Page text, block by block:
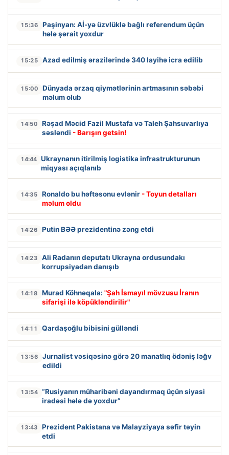
15:36
Paşinyan: Aİ-yə üzvlüklə bağlı referendum üçün
hələ şərait yoxdur
15:25 Azad edilmiş ərazilərində 340 layihə icra edilib
15:00
Dünyada ərzaq qiymətlərinin artmasının səbəbi
məlum olub
14:50
Rəşad Məcid Fazil Mustafa və Taleh Şahsuvarlıya
səsləndi - Barışın getsin!
14:44 Ukraynanın itirilmiş logistika infrastrukturunun
miqyası açıqlanıb
14:35 Ronaldo bu həftəsonu evlənir - Toyun detalları
məlum oldu
14:26 Putin BƏƏ prezidentinə zəng etdi
14:23
Ali Radanın deputatı Ukrayna ordusundakı
korrupsiyadan danışıb
14:18 Murad Köhnəqala: "Şah İsmayıl mövzusu İranın
sifarişi ilə köpükləndirilir"
14:11 Qardaşoğlu bibisini gülləndi
13:56
Jurnalist vəsiqəsinə görə 20 manatlıq ödəniş ləğv
edildi
13:54 “Rusiyanın müharibəni dayandırmaq üçün siyasi
iradəsi hələ də yoxdur”
13:43
Prezident Pakistana və Malayziyaya səfir təyin
etdi